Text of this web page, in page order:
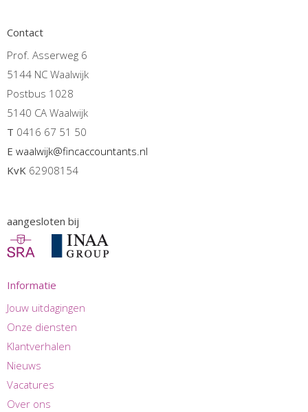
Contact
Prof. Asserweg 6
5144 NC Waalwijk
Postbus 1028
5140 CA Waalwijk
T 0416 67 51 50
E waalwijk@fincaccountants.nl
KvK 62908154
aangesloten bij
Informatie
Jouw uitdagingen
Onze diensten
Klantverhalen
Nieuws
Vacatures
Over ons